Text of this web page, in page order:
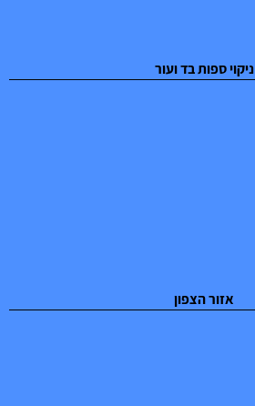
ניקוי ספות בד ועור
אזור הצפון